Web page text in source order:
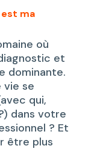
est ma
où
et
dominante.
se
qui,
dans votre
? Et
être plus